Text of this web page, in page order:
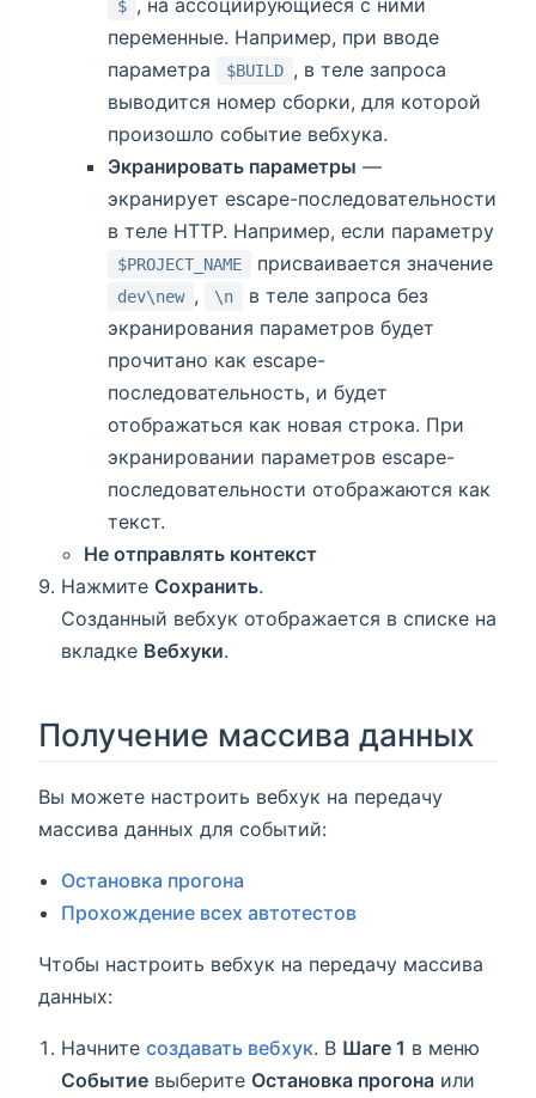
$
переменные. Например, при вводе
параметра
$BUILD , в теле запроса
выводится номер сборки, для которой
произошло событие вебхука.
Экранировать параметры —
экранирует escape-последовательности
в теле HTTP. Например, если параметру
$PROJECT_NAME присваивается значение
dev\new , \n
в теле запроса без
экранирования параметров будет
прочитано как escape-
последовательность, и будет
отображаться как новая строка. При
экранировании параметров escape-
последовательности отображаются как
текст.
Не отправлять контекст
Нажмите Сохранить.
Созданный вебхук отображается в списке на
вкладке Вебхуки.
Получение массива данных
Вы можете настроить вебхук на передачу
массива данных для событий:
Остановка прогона
Прохождение всех автотестов
Чтобы настроить вебхук на передачу массива
данных:
Начнитесоздавать вебхук. В Шаге 1 в меню
Событие выберите Остановка прогона или